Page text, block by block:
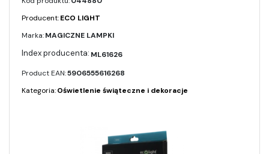
Producent:ECO LIGHT
Marka:MAGICZNE LAMPKI
ML61626
Product EAN:5906555616268
Kategoria:Oświetlenie świąteczne i dekoracje